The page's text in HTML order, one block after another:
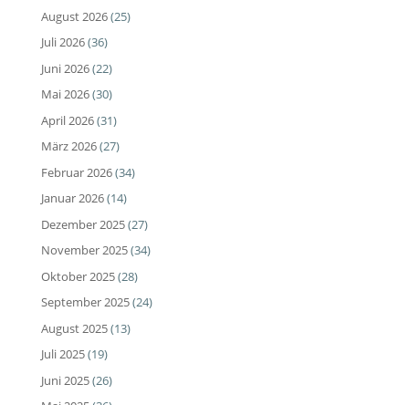
August 2026(25)
Juli 2026(36)
Juni 2026(22)
Mai 2026(30)
April 2026(31)
März 2026(27)
Februar 2026(34)
Januar 2026(14)
Dezember 2025(27)
November 2025(34)
Oktober 2025(28)
September 2025(24)
August 2025(13)
Juli 2025(19)
Juni 2025(26)